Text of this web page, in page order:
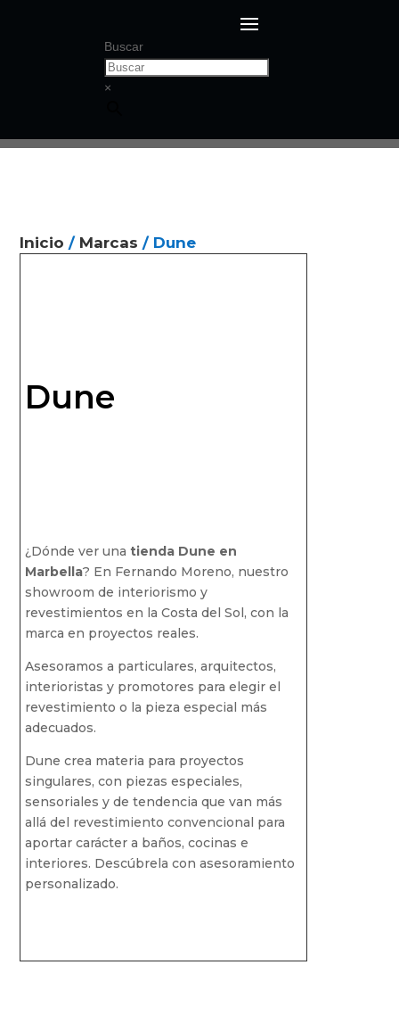
Buscar
×
Inicio / Marcas / Dune
Dune
¿Dónde ver una tienda Dune en
Marbella? En Fernando Moreno, nuestro
showroom de interiorismo y
revestimientos en la Costa del Sol, con la
marca en proyectos reales.
Asesoramos a particulares, arquitectos,
interioristas y promotores para elegir el
revestimiento o la pieza especial más
adecuados.
Dune crea materia para proyectos
singulares, con piezas especiales,
sensoriales y de tendencia que van más
allá del revestimiento convencional para
aportar carácter a baños, cocinas e
interiores. Descúbrela con asesoramiento
personalizado.